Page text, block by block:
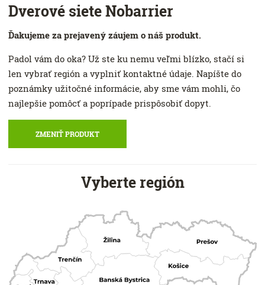
Dverové siete Nobarrier
Ďakujeme za prejavený záujem o náš produkt.
Padol vám do oka? Už ste ku nemu veľmi blízko, stačí si
len vybrať región a vyplniť kontaktné údaje. Napíšte do
poznámky užitočné informácie, aby sme vám mohli, čo
najlepšie pomôcť a poprípade prispôsobiť dopyt.
ZMENIŤ PRODUKT
Vyberte región